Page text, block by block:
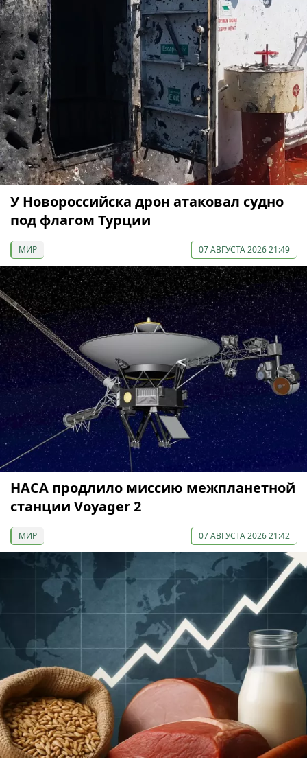
У Новороссийска дрон атаковал судно
под флагом Турции
МИР 07 АВГУСТА 2026 21:49
НАСА продлило миссию межпланетной
станции Voyager 2
МИР 07 АВГУСТА 2026 21:42